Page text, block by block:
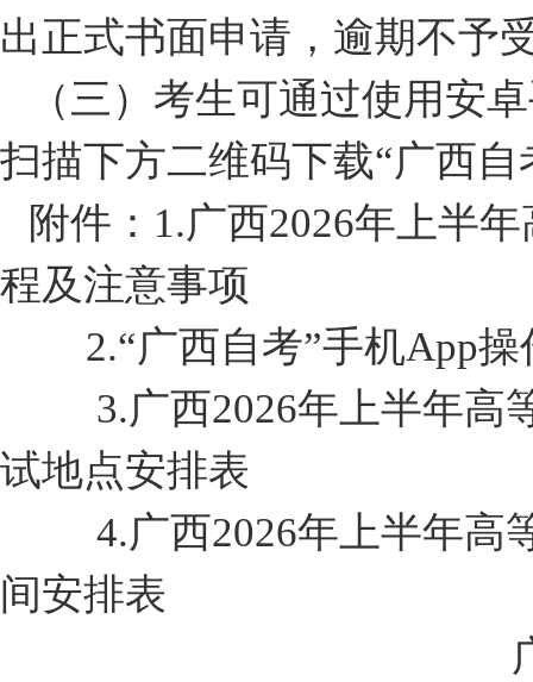
出正式书面申请，逾期不予
（三）考生可通过使用安
扫描下方二维码下载“广西
附件： 1.广西2026年上半
程及注意事项
2.“广西自考”手机App
3.广西2026年上半年高
试地点安排表
4.广西2026年上半年高
间安排表